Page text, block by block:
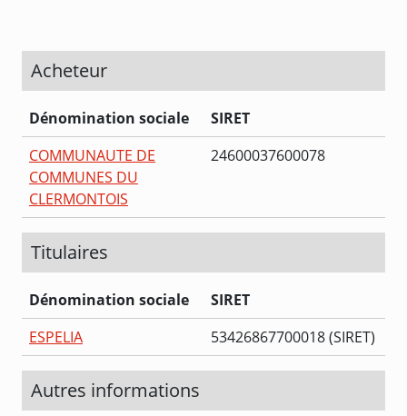
Acheteur
Dénomination sociale
SIRET
COMMUNAUTE DE
COMMUNES DU
CLERMONTOIS
24600037600078
Titulaires
Dénomination sociale
SIRET
ESPELIA
53426867700018 (SIRET)
Autres informations